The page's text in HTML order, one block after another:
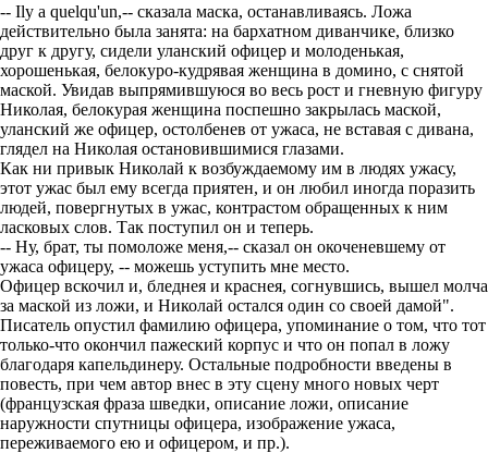
-- Ily a quelqu'un,-- сказала маска, останавливаясь. Ложа
действительно была занята: на бархатном диванчике, близко
друг к другу, сидели уланский офицер и молоденькая,
хорошенькая, белокуро-кудрявая женщина в домино, с снятой
маской. Увидав выпрямившуюся во весь рост и гневную фигуру
Николая, белокурая женщина поспешно закрылась маской,
уланский же офицер, остолбенев от ужаса, не вставая с дивана,
глядел на Николая остановившимися глазами.
Как ни привык Николай к возбуждаемому им в людях ужасу,
этот ужас был ему всегда приятен, и он любил иногда поразить
людей, повергнутых в ужас, контрастом обращенных к ним
ласковых слов. Так поступил он и теперь.
-- Ну, брат, ты помоложе меня,-- сказал он окоченевшему от
ужаса офицеру, -- можешь уступить мне место.
Офицер вскочил и, бледнея и краснея, согнувшись, вышел молча
за маской из ложи, и Николай остался один со своей дамой".
Писатель опустил фамилию офицера, упоминание о том, что тот
только-что окончил пажеский корпус и что он попал в ложу
благодаря капельдинеру. Остальные подробности введены в
повесть, при чем автор внес в эту сцену много новых черт
(французская фраза шведки, описание ложи, описание
наружности спутницы офицера, изображение ужаса,
переживаемого ею и офицером, и пр.).